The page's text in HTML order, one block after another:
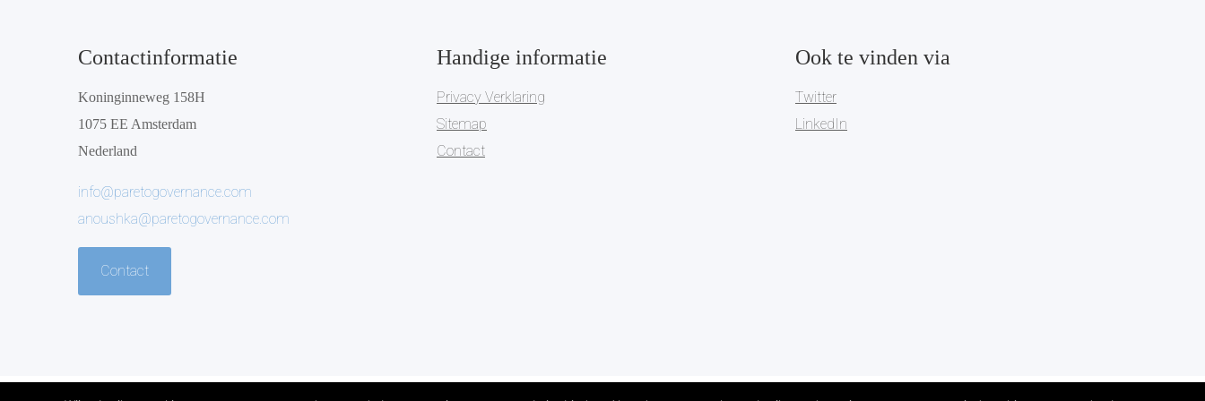
Contactinformatie
Koninginneweg 158H
1075 EE Amsterdam
Nederland
info@paretogovernance.com
anoushka@paretogovernance.com
Contact
Handige informatie
Privacy Verklaring
Sitemap
Contact
Ook te vinden via
Twitter
LinkedIn